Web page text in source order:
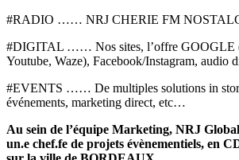
#RADIO …… NRJ CHERIE FM
#DIGITAL …… Nos sites, l’offre GOOGLE
Youtube, Waze), Facebook/Instagram, audio
#EVENTS …… De multiples solutions in
événements, marketing direct, etc…
Au sein de l’équipe Marketing, NRJ
un.e chef.fe de projets évènementiels, en